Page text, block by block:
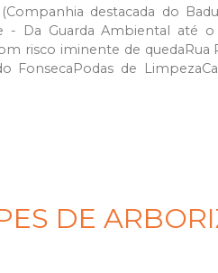
destacada do
- Da Guarda Ambiental até
risco iminente de quedaRua
FonsecaPodas de
DE